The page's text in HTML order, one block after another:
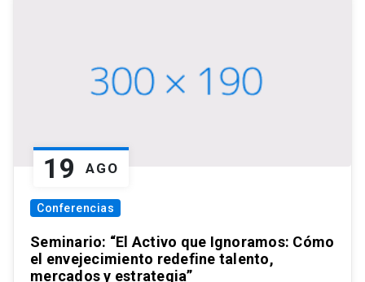
19 AGO
Conferencias
Seminario: “El Activo que Ignoramos: Cómo
el envejecimiento redefine talento,
mercados y estrategia”